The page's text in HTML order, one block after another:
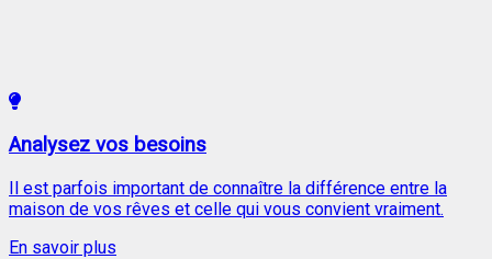
Analysez vos besoins
Il est parfois important de connaître la différence entre la
maison de vos rêves et celle qui vous convient vraiment.
En savoir plus